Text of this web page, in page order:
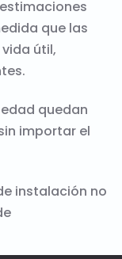
que las
útil,
quedan
importar el
instalación no